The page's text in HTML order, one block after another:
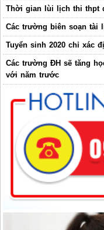
Thời gian lùi lịch thi thpt
Các trường biên soạn tài
Tuyển sinh 2020 chỉ xác
Các trường ĐH sẽ tăng
với năm trước